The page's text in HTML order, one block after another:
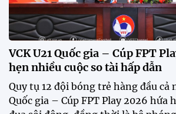
hình mạnh nhất trước
CĐV vượt gần 80 km từ 5h30
tuyển Việt Nam
Tuyển Việt Nam đối đầu